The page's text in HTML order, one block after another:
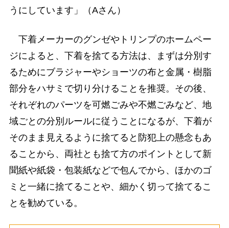
うにしています」（Aさん）
下着メーカーのグンゼやトリンプのホームペー
ジによると、下着を捨てる方法は、まずは分別す
るためにブラジャーやショーツの布と金属・樹脂
部分をハサミで切り分けることを推奨。その後、
それぞれのパーツを可燃ごみや不燃ごみなど、地
域ごとの分別ルールに従うことになるが、下着が
そのまま見えるように捨てると防犯上の懸念もあ
ることから、両社とも捨て方のポイントとして新
聞紙や紙袋・包装紙などで包んでから、ほかのゴ
ミと一緒に捨てることや、細かく切って捨てるこ
とを勧めている。